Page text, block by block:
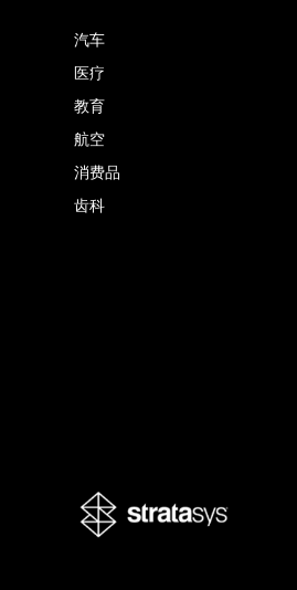
汽车
医疗
教育
航空
消费品
齿科